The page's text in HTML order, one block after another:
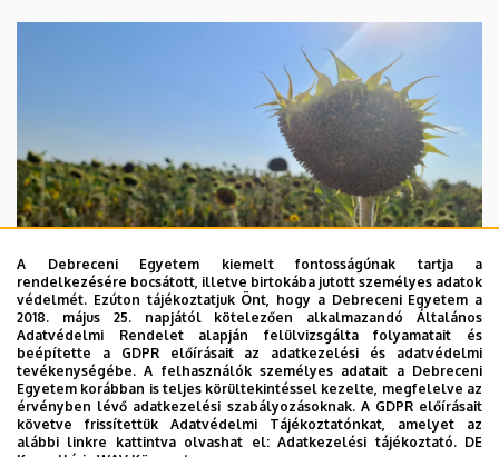
2026. augusztus 4.
A hőség árnyékában az agrárium
A Debreceni Egyetem kiemelt fontosságúnak tartja a
rendelkezésére bocsátott, illetve birtokába jutott személyes adatok
védelmét. Ezúton tájékoztatjuk Önt, hogy a Debreceni Egyetem a
2018. május 25. napjától kötelezően alkalmazandó Általános
Adatvédelmi Rendelet alapján felülvizsgálta folyamatait és
beépítette a GDPR előírásait az adatkezelési és adatvédelmi
tevékenységébe. A felhasználók személyes adatait a Debreceni
Egyetem korábban is teljes körültekintéssel kezelte, megfelelve az
érvényben lévő adatkezelési szabályozásoknak. A GDPR előírásait
követve frissítettük Adatvédelmi Tájékoztatónkat, amelyet az
alábbi linkre kattintva olvashat el:Adatkezelési tájékoztató. DE